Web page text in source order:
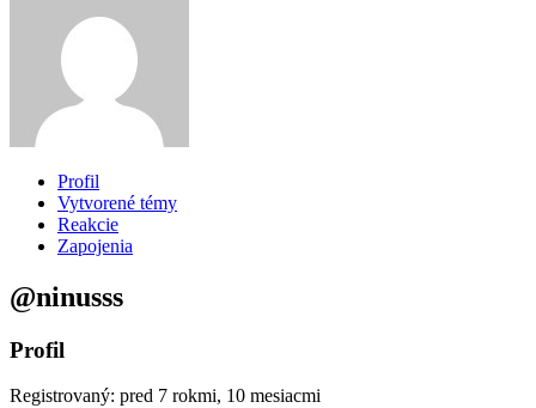
Profil
Vytvorené témy
Reakcie
Zapojenia
@ninusss
Profil
Registrovaný: pred 7 rokmi, 10 mesiacmi